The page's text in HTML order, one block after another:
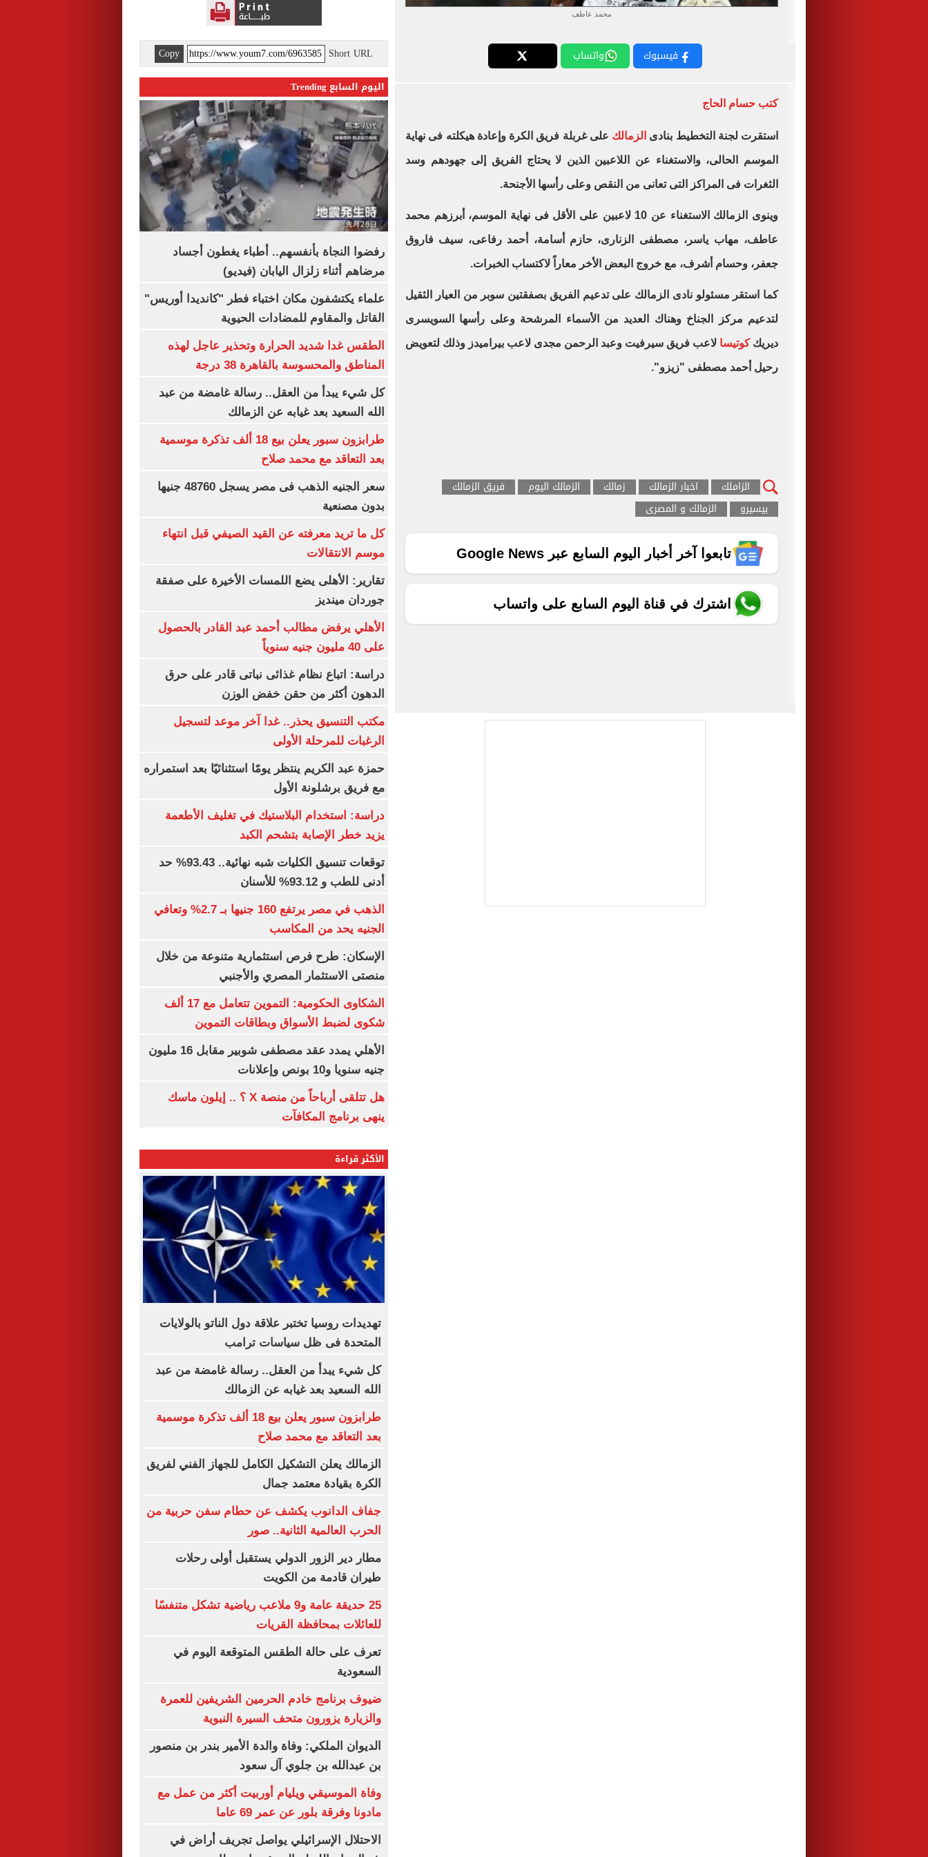
محمد عاطف
فيسبوك واتساب
كتب حسام الحاج
استقرت لجنة التخطيط بنادى الزمالك على غربلة فريق الكرة وإعادة هيكلته فى نهاية
الموسم الحالى، والاستغناء عن اللاعبين الذين لا يحتاج الفريق إلى جهودهم وسد
الثغرات فى المراكز التى تعانى من النقص وعلى رأسها الأجنحة.
وينوى الزمالك الاستغناء عن 10 لاعبين على الأقل فى نهاية الموسم، أبرزهم محمد
عاطف، مهاب ياسر، مصطفى الزنارى، حازم أسامة، أحمد رفاعى، سيف فاروق
جعفر، وحسام أشرف، مع خروج البعض الأخر معاراً لاكتساب الخبرات.
كما استقر مسئولو نادى الزمالك على تدعيم الفريق بصفقتين سوبر من العيار الثقيل
لتدعيم مركز الجناخ وهناك العديد من الأسماء المرشحة وعلى رأسها السويسرى
ديريك كوتيسا لاعب فريق سيرفيت وعبد الرحمن مجدى لاعب بيراميدز وذلك لتعويض
رحيل أحمد مصطفى "زيزو".
الزاملك اخبار الزمالك زمالك الزمالك اليوم
فريق الزمالك
بيسيرو
الزمالك و المصرى
تابعوا آخر أخبار اليوم السابع عبر Google News
اشترك في قناة اليوم السابع على واتساب
Short URL
Copy
اليوم السابع Trending
رفضوا النجاة بأنفسهم.. أطباء يغطون أجساد
مرضاهم أثناء زلزال اليابان (فيديو)
علماء يكتشفون مكان اختباء فطر "كانديدا أوريس"
القاتل والمقاوم للمضادات الحيوية
الطقس غدا شديد الحرارة وتحذير عاجل لهذه
المناطق والمحسوسة بالقاهرة 38 درجة
كل شيء يبدأ من العقل.. رسالة غامضة من عبد
الله السعيد بعد غيابه عن الزمالك
طرابزون سبور يعلن بيع 18 ألف تذكرة موسمية
بعد التعاقد مع محمد صلاح
سعر الجنيه الذهب فى مصر يسجل 48760 جنيها
بدون مصنعية
كل ما تريد معرفته عن القيد الصيفي قبل انتهاء
موسم الانتقالات
تقارير: الأهلى يضع اللمسات الأخيرة على صفقة
جوردان مينديز
الأهلي يرفض مطالب أحمد عبد القادر بالحصول
على 40 مليون جنيه سنوياً
دراسة: اتباع نظام غذائى نباتى قادر على حرق
الدهون أكثر من حقن خفض الوزن
مكتب التنسيق يحذر.. غدا آخر موعد لتسجيل
الرغبات للمرحلة الأولى
حمزة عبد الكريم ينتظر يومًا استثنائيًا بعد استمراره
مع فريق برشلونة الأول
دراسة: استخدام البلاستيك في تغليف الأطعمة
يزيد خطر الإصابة بتشحم الكبد
توقعات تنسيق الكليات شبه نهائية.. 93.43% حد
أدنى للطب و 93.12% للأسنان
الذهب في مصر يرتفع 160 جنيها بـ 2.7% وتعافي
الجنيه يحد من المكاسب
الإسكان: طرح فرص استثمارية متنوعة من خلال
منصتى الاستثمار المصري والأجنبي
الشكاوى الحكومية: التموين تتعامل مع 17 ألف
شكوى لضبط الأسواق وبطاقات التموين
الأهلي يمدد عقد مصطفى شوبير مقابل 16 مليون
جنيه سنويا و10 بونص وإعلانات
هل تتلقى أرباحاً من منصة X ؟ .. إيلون ماسك
ينهى برنامج المكافآت
الأكثر قراءة
تهديدات روسيا تختبر علاقة دول الناتو بالولايات
المتحدة فى ظل سياسات ترامب
كل شيء يبدأ من العقل.. رسالة غامضة من عبد
الله السعيد بعد غيابه عن الزمالك
طرابزون سبور يعلن بيع 18 ألف تذكرة موسمية
بعد التعاقد مع محمد صلاح
الزمالك يعلن التشكيل الكامل للجهاز الفني لفريق
الكرة بقيادة معتمد جمال
جفاف الدانوب يكشف عن حطام سفن حربية من
الحرب العالمية الثانية.. صور
مطار دير الزور الدولي يستقبل أولى رحلات
طيران قادمة من الكويت
25 حديقة عامة و9 ملاعب رياضية تشكل متنفسًا
للعائلات بمحافظة القريات
تعرف على حالة الطقس المتوقعة اليوم في
السعودية
ضيوف برنامج خادم الحرمين الشريفين للعمرة
والزيارة يزورون متحف السيرة النبوية
الديوان الملكي: وفاة والدة الأمير بندر بن منصور
بن عبدالله بن جلوي آل سعود
وفاة الموسيقي ويليام أوربيت أكثر من عمل مع
مادونا وفرقة بلور عن عمر 69 عاما
الاحتلال الإسرائيلي يواصل تجريف أراض في